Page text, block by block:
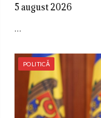
5 august 2026
…
POLITICĂ